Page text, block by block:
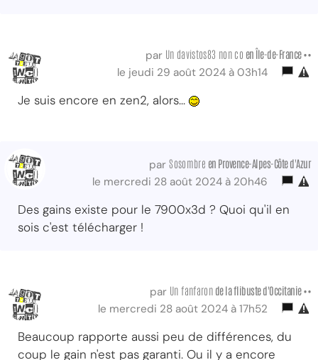
par Un davistos83 non co en Île-de-France ••
le jeudi 29 août 2024 à 03h14
Je suis encore en zen2, alors...
parSosombre en Provence-Alpes-Côte d'Azur
le mercredi 28 août 2024 à 20h46
Des gains existe pour le 7900x3d ? Quoi qu'il en
sois c'est télécharger !
par Un fanfaron de la flibuste d'Occitanie ••
le mercredi 28 août 2024 à 17h52
Beaucoup rapporte aussi peu de différences, du
coup le gain n'est pas garanti. Ou il y a encore